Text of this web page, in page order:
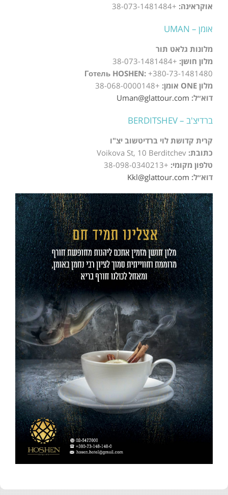
אוקראינה: +38-073-1481484
אומן – UMAN
מלונות גלאט תור
מלון חושן: +38-073-1481484
Готель HOSHEN: +380-73-1481480
מלון ONE אומן:
+38-068-0000148
דוא״ל: Uman@glattour.com
ברדיצ'ב – BERDITSHEV
קרית קדושת לוי ברדיטשוב יצ"ו
כתובת:
טלפון מקומי: +38-098-0340213
דוא״ל: Kkl@glattour.com